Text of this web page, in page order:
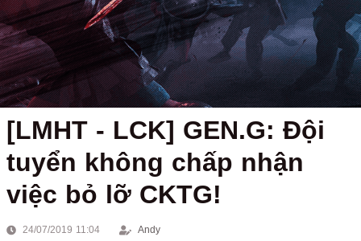
[LMHT - LCK] GEN.G: Đội
tuyển không chấp nhận
việc bỏ lỡ CKTG!
24/07/2019 11:04 Andy